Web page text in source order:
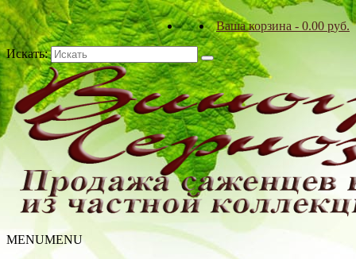
Ваша корзина - 0.00 руб.
Искать:
MENUMENU